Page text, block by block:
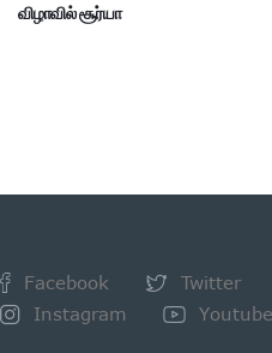
விழாவில் சூர்யா
Facebook Twitter
Instagram
Youtube